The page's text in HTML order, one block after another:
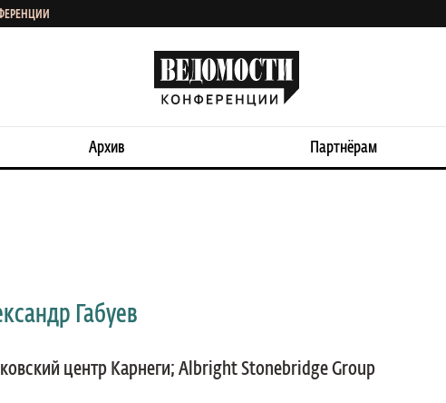
Архив Партнёрам
Габуев
центр Карнеги; Albright Stonebridge Group